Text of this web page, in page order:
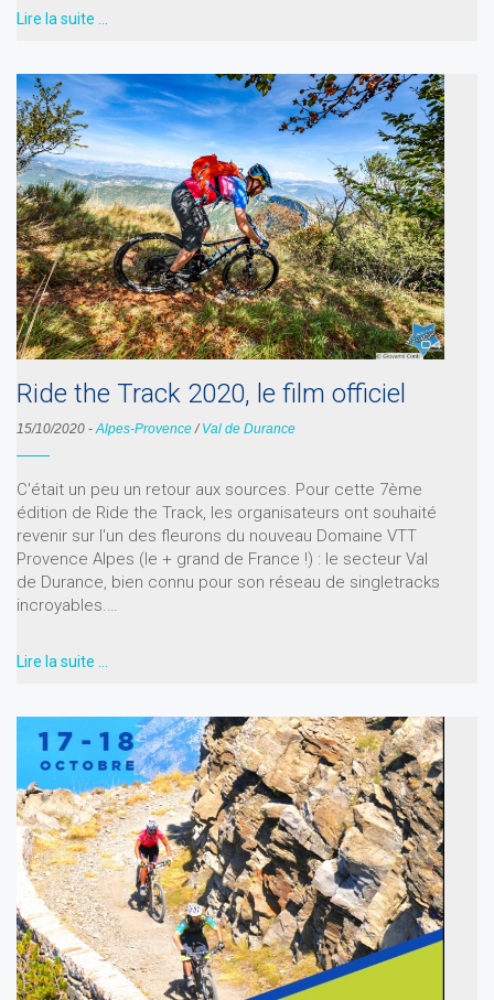
Lire la suite …
Ride the Track 2020, le film officiel
15/10/2020 -Alpes-Provence/ Val de Durance
C'était un peu un retour aux sources. Pour cette 7ème
édition de Ride the Track, les organisateurs ont souhaité
revenir sur l'un des fleurons du nouveau Domaine VTT
Provence Alpes (le + grand de France !) : le secteur Val
de Durance, bien connu pour son réseau de singletracks
incroyables.…
Lire la suite …